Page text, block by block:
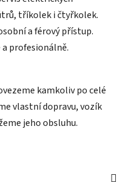
tříkolek i čtyřkolek.
a férový přístup.
profesionálně.
kamkoliv po celé
vlastní dopravu, vozík
jeho obsluhu.